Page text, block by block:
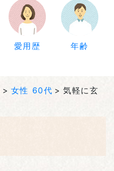
愛用歴 年齢
女性 60代
気軽に玄